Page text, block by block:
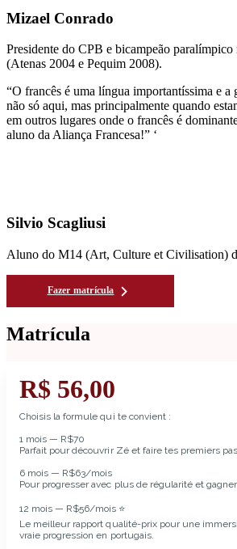
Mizael Conrado
Presidente do CPB e bicampeão
(Atenas 2004 e Pequim 2008).
“O francês é uma língua importantíssima e a
não só aqui, mas principalmente quando
em outros lugares onde o francês é
aluno da Aliança Francesa!” ‘
Silvio Scagliusi
Aluno do M14 (Art, Culture et Civilisation)
Fazer matrícula
Matrícula
R$ 56,00
Choisis la formule qui te convient :
1 mois — R$70
Parfait pour découvrir Zé et faire tes premiers
6 mois — R$63/mois
Pour progresser avec plus de régularité et
12 mois — R$56/mois ⭐
Le meilleur rapport qualité-prix pour une
vraie progression en portugais.